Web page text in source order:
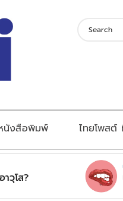
นังสือพิมพ์ ไทยโพสต์
วุโส?